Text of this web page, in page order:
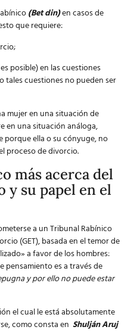
(Bet din)en casos de
que requiere:
posible) en las cuestiones
tales cuestiones no pueden ser
mujer en una situación de
en una situación análoga,
porque ella o su cónyuge, no
proceso de divorcio.
más acerca del
y su papel en el
a un Tribunal Rabínico
(GET), basada en el temor de
a favor de los hombres:
pensamiento es a través de
y por ello no puede estar
el cual le está absolutamente
como consta en Shulján Aruj